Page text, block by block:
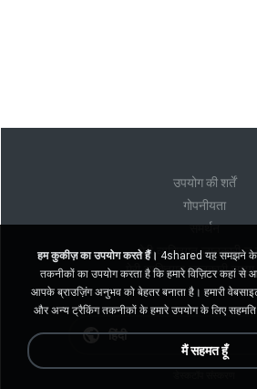
उपयोग की शर्तें
गोपनीयता
समर्थन
मेरी व्यक्तिगत जानकारी
मेरी व्यक्तिगत जानकारी
हिंदी
हम कुकीज़ का उपयोग करते हैं। 4shared यह समझने के
तकनीकों का उपयोग करता है कि हमारे विज़िटर कहां से
आपके ब्राउज़िंग अनुभव को बेहतर बनाता है। हमारी
और अन्य ट्रैकिंग तकनीकों के हमारे उपयोग के लिए
मैं सहमत हूँ